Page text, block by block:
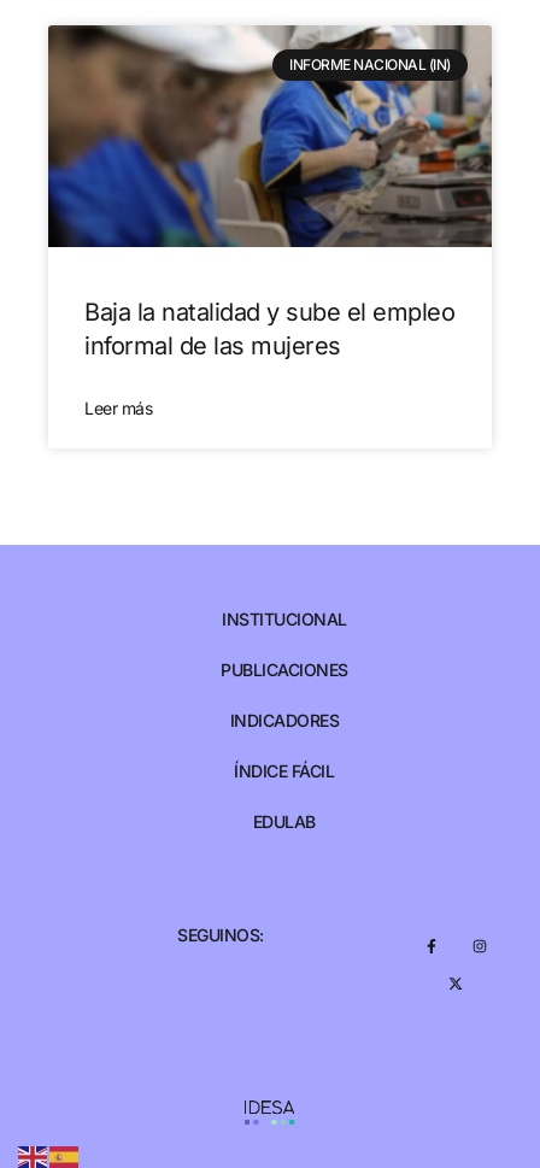
INFORME NACIONAL (IN)
Baja la natalidad y sube el empleo
informal de las mujeres
Leer más
INSTITUCIONAL
PUBLICACIONES
INDICADORES
ÍNDICE FÁCIL
EDULAB
SEGUINOS: